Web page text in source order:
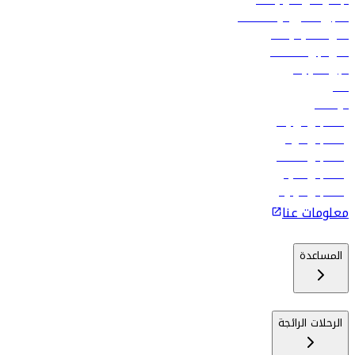
تسجيل الدخول لوكلاء السفر
أدنى أسعار الرحلات
فلاي دبي للعطلات
تأجير السيارات
فنادق
الوظائف
رحلات إلى تبيليسي
رحلات إلى الرياض
رحلات إلى مسقط
رحلات إلى ماليه
رحلات إلى كولومبو
معلومات عنا
المساعدة
الرحلات الرائجة